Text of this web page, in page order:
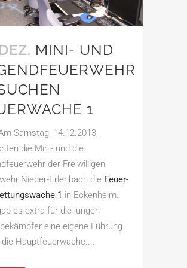
MINI- UND
1
Samstag, 14.12.2013,
die Mini- und die
der Freiwilligen
Nieder-Erlenbach die Feuer-
1 in Eckenheim.
es extra für die jungen
eine eigene Führung
die Hauptfeuerwache....